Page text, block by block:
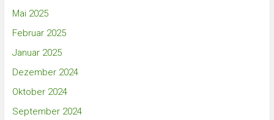
Mai 2025
Februar 2025
Januar 2025
Dezember 2024
Oktober 2024
September 2024